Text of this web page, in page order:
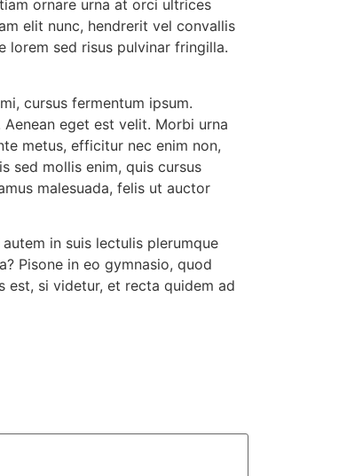
ornare urna at orci ultrices
elit nunc, hendrerit vel convallis
lorem sed risus pulvinar fringilla.
cursus fermentum ipsum.
eget est velit. Morbi urna
metus, efficitur nec enim non,
sed mollis enim, quis cursus
malesuada, felis ut auctor
in suis lectulis plerumque
Pisone in eo gymnasio, quod
est, si videtur, et recta quidem ad